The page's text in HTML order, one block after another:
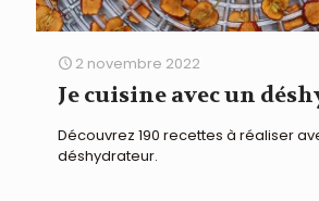
2 novembre 2022
Je cuisine avec un
Découvrez 190 recettes à réaliser
déshydrateur.